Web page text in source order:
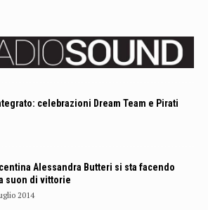
celebrazioni Dream Team e Pirati
Alessandra Butteri si sta facendo
suon di vittorie
2014